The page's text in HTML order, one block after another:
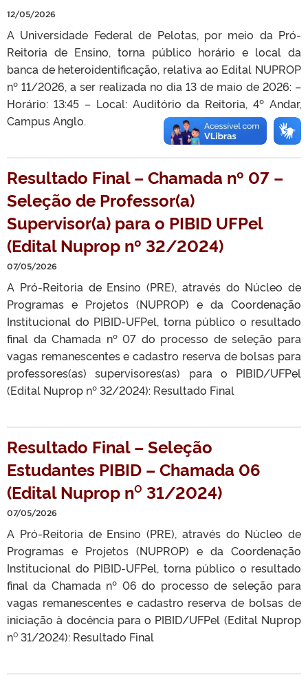
12/05/2026
A Universidade Federal de Pelotas, por meio da Pró-
Reitoria de Ensino, torna público horário e local da
banca de heteroidentificação, relativa ao Edital NUPROP
nº 11/2026, a ser realizada no dia 13 de maio de 2026: –
Horário: 13:45 – Local: Auditório da Reitoria, 4º Andar,
Campus Anglo.
Resultado Final – Chamada nº 07 –
Seleção de Professor(a)
Supervisor(a) para o PIBID UFPel
(Edital Nuprop nº 32/2024)
07/05/2026
A Pró-Reitoria de Ensino (PRE), através do Núcleo de
Programas e Projetos (NUPROP) e da Coordenação
Institucional do PIBID-UFPel, torna público o resultado
final da Chamada nº 07 do processo de seleção para
vagas remanescentes e cadastro reserva de bolsas para
professores(as) supervisores(as) para o PIBID/UFPel
(Edital Nuprop nº 32/2024): Resultado Final
Resultado Final – Seleção
Estudantes PIBID – Chamada 06
(Edital Nuprop n⁰ 31/2024)
07/05/2026
A Pró-Reitoria de Ensino (PRE), através do Núcleo de
Programas e Projetos (NUPROP) e da Coordenação
Institucional do PIBID-UFPel, torna público o resultado
final da Chamada nº 06 do processo de seleção para
vagas remanescentes e cadastro reserva de bolsas de
iniciação à docência para o PIBID/UFPel (Edital Nuprop
n⁰ 31/2024): Resultado Final